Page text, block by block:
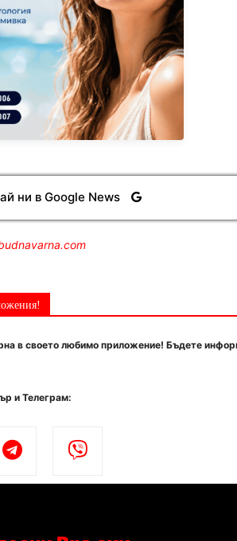
ни в Google News
в своето любимо приложение! Бъдете
и Телеграм: